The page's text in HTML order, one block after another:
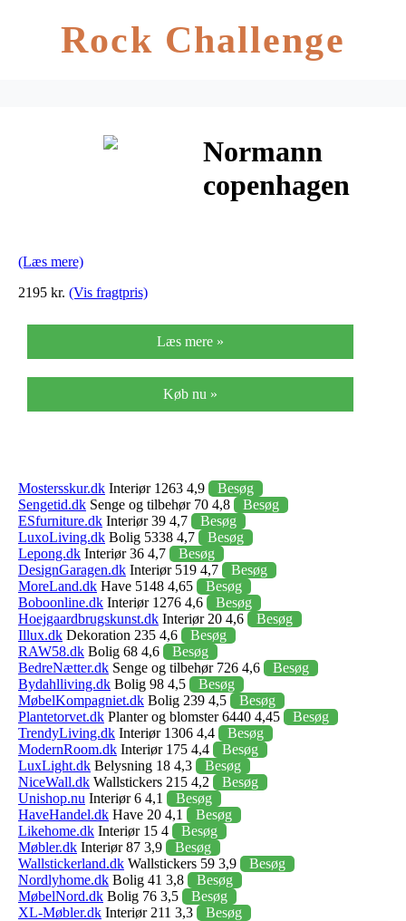
Rock Challenge
Normann
copenhagen
(Læs mere)
2195 kr. (Vis fragtpris)
Læs mere »
Køb nu »
Mostersskur.dk Interiør 1263 4,9
Besøg
Sengetid.dk Senge og tilbehør 70 4,8
Besøg
ESfurniture.dk Interiør 39 4,7
Besøg
LuxoLiving.dk Bolig 5338 4,7
Besøg
Lepong.dk Interiør 36 4,7
Besøg
DesignGaragen.dk Interiør 519 4,7
Besøg
MoreLand.dk Have 5148 4,65
Besøg
Boboonline.dk Interiør 1276 4,6
Besøg
Hoejgaardbrugskunst.dk Interiør 20 4,6
Besøg
Illux.dk Dekoration 235 4,6
Besøg
RAW58.dk Bolig 68 4,6
Besøg
BedreNætter.dk Senge og tilbehør 726 4,6
Besøg
Bydahlliving.dk Bolig 98 4,5
Besøg
MøbelKompagniet.dk Bolig 239 4,5
Besøg
Plantetorvet.dk Planter og blomster 6440 4,45
Besøg
TrendyLiving.dk Interiør 1306 4,4
Besøg
ModernRoom.dk Interiør 175 4,4
Besøg
LuxLight.dk Belysning 18 4,3
Besøg
NiceWall.dk Wallstickers 215 4,2
Besøg
Unishop.nu Interiør 6 4,1
Besøg
HaveHandel.dk Have 20 4,1
Besøg
Likehome.dk Interiør 15 4
Besøg
Møbler.dk Interiør 87 3,9
Besøg
Wallstickerland.dk Wallstickers 59 3,9
Besøg
Nordlyhome.dk Bolig 41 3,8
Besøg
MøbelNord.dk Bolig 76 3,5
Besøg
XL-Møbler.dk Interiør 211 3,3
Besøg